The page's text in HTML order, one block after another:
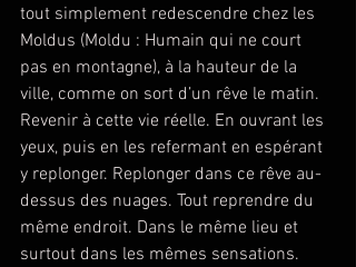
tout simplement redescendre chez les
Moldus (Moldu : Humain qui ne court
pas en montagne), à la hauteur de la
ville, comme on sort d’un rêve le matin.
Revenir à cette vie réelle. En ouvrant les
yeux, puis en les refermant en espérant
y replonger. Replonger dans ce rêve au-
dessus des nuages. Tout reprendre du
même endroit. Dans le même lieu et
surtout dans les mêmes sensations.